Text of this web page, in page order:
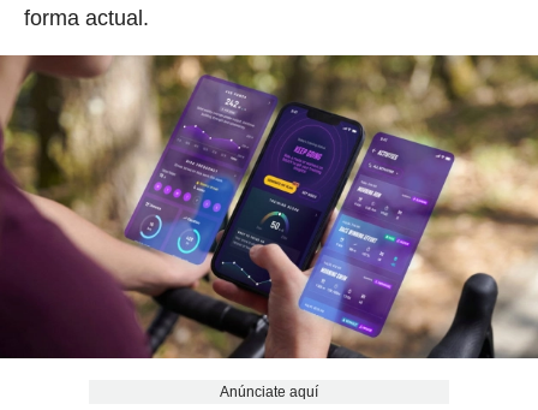
forma actual.
Anúnciate aquí